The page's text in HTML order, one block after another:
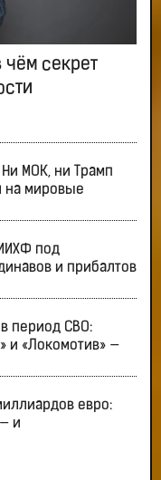
чём секрет
МОК, ни Трамп
на мировые
под
и прибалтов
период СВО:
и «Локомотив» —
евро:
и